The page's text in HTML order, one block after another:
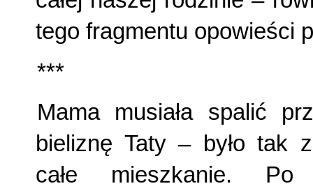
tego fragmentu opowieści
***
Mama musiała spalić
bieliznę Taty – było tak
całe mieszkanie.